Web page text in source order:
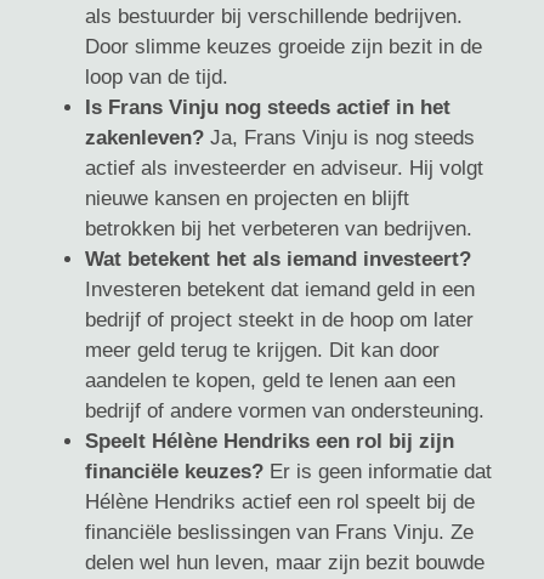
als bestuurder bij verschillende bedrijven.
Door slimme keuzes groeide zijn bezit in de
loop van de tijd.
Is Frans Vinju nog steeds actief in het
zakenleven? Ja, Frans Vinju is nog steeds
actief als investeerder en adviseur. Hij volgt
nieuwe kansen en projecten en blijft
betrokken bij het verbeteren van bedrijven.
Wat betekent het als iemand investeert?
Investeren betekent dat iemand geld in een
bedrijf of project steekt in de hoop om later
meer geld terug te krijgen. Dit kan door
aandelen te kopen, geld te lenen aan een
bedrijf of andere vormen van ondersteuning.
Speelt Hélène Hendriks een rol bij zijn
financiële keuzes? Er is geen informatie dat
Hélène Hendriks actief een rol speelt bij de
financiële beslissingen van Frans Vinju. Ze
delen wel hun leven, maar zijn bezit bouwde